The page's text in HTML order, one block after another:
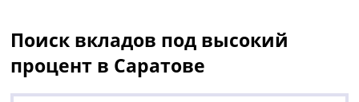
Поиск вкладов под высокий
процент в Саратове